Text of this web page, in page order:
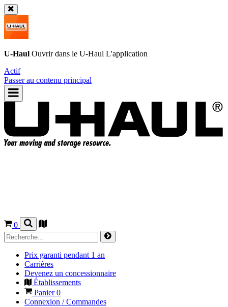
U-Haul Ouvrir dans le U-Haul L'application
Actif
Passer au contenu principal
0
Prix garanti pendant 1 an
Carrières
Devenez un concessionnaire
Établissements
Panier0
Connexion / Commandes